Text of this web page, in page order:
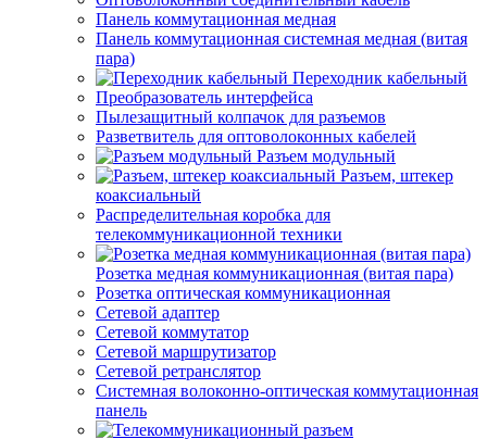
Панель коммутационная медная
Панель коммутационная системная медная (витая
пара)
Переходник кабельный
Преобразователь интерфейса
Пылезащитный колпачок для разъемов
Разветвитель для оптоволоконных кабелей
Разъем модульный
Разъем, штекер
коаксиальный
Распределительная коробка для
телекоммуникационной техники
Розетка медная коммуникационная (витая пара)
Розетка оптическая коммуникационная
Сетевой адаптер
Сетевой коммутатор
Сетевой маршрутизатор
Сетевой ретранслятор
Системная волоконно-оптическая коммутационная
панель